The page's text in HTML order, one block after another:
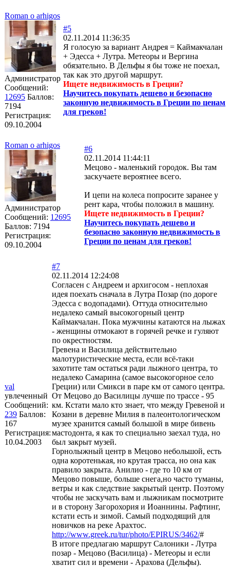
Roman o arhigos
Администратор
Сообщений:
12695 Баллов:
7194
Регистрация:
09.10.2004
#5
02.11.2014 11:36:35
Я голосую за вариант Андрея = Каймакчалан
+ Эдесса + Лутра. Метеоры и Вергина
обязательно. В Дельфы я бы тоже не поехал,
так как это другой маршрут.
Ищете недвижимость в Греции?
Научитесь покупать дешево и безопасно
законную недвижимость в Греции по ценам
для греков!
Roman o arhigos
Администратор
Сообщений: 12695
Баллов: 7194
Регистрация:
09.10.2004
#6
02.11.2014 11:44:11
Мецово - маленький городок. Вы там
заскучаете вероятнее всего.
И цепи на колеса попросите заранее у
рент кара, чтобы положил в машину.
Ищете недвижимость в Греции?
Научитесь покупать дешево и
безопасно законную недвижимость в
Греции по ценам для греков!
val
увлеченный
Сообщений:
239 Баллов:
167
Регистрация:
10.04.2003
#7
02.11.2014 12:24:08
Согласен с Андреем и архигосом - неплохая
идея поехать сначала в Лутра Позар (по дороге
Эдесса с водопадами). Оттуда относительно
недалеко самый высокогорный центр
Каймакчалан. Пока мужчины катаются на лыжах
- женщины отмокают в горячей речке и гуляют
по окрестностям.
Гревена и Василица действительно
малотуристические места, если всё-таки
захотите там остаться ради лыжного центра, то
недалеко Самарина (самое высокогорное село
Греции) или Смикси в паре км от самого центра.
От Мецово до Василицы лучше по трассе - 95
км. Кстати мало кто знает, что между Гревеной и
Козани в деревне Милия в палеонтологическом
музее хранится самый большой в мире бивень
мастодонта, я как то специально заехал туда, но
был закрыт музей.
Горнолыжный центр в Мецово небольшой, есть
одна коротенькая, но крутая трасса, но она как
правило закрыта. Анилио - где то 10 км от
Мецово повыше, больше снега,но часто туманы,
ветры и как следствие закрытый центр. Поэтому
чтобы не заскучать вам и лыжникам посмотрите
и в сторону Загорохория и Иоаннины. Рафтинг,
кстати есть и зимой. Самый подходящий для
новичков на реке Арахтос.
http://www.greek.ru/tur/photo/EPIRUS/3462/#
В итоге предлагаю маршрут Салоники - Лутра
позар - Мецово (Василица) - Метеоры и если
хватит сил и времени - Арахова (Дельфы).